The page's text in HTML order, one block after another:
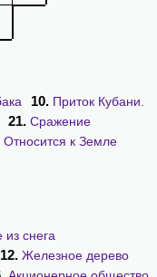
10. Приток Кубани.
21. Сражение
Относится к Земле
снега
12. Железное дерево